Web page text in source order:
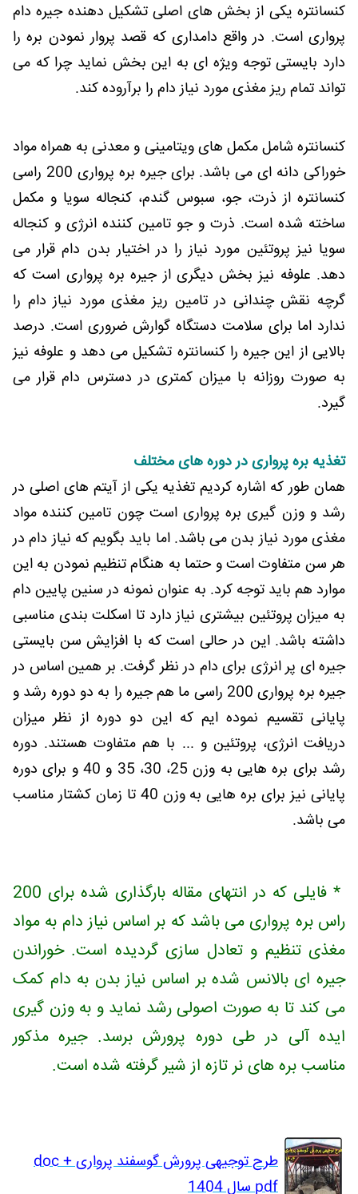
کنسانتره یکی از بخش های اصلی تشکیل دهنده جیره دام
پرواری است. در واقع دامداری که قصد پروار نمودن بره را
دارد بایستی توجه ویژه ای به این بخش نماید چرا که می
تواند تمام ریز مغذی مورد نیاز دام را برآروده کند.
کنسانتره شامل مکمل های ویتامینی و معدنی به همراه مواد
خوراکی دانه ای می باشد. برای جیره بره پرواری 200 راسی
کنسانتره از ذرت، جو، سبوس گندم، کنجاله سویا و مکمل
ساخته شده است. ذرت و جو تامین کننده انرژی و کنجاله
سویا نیز پروتئین مورد نیاز را در اختیار بدن دام قرار می
دهد. علوفه نیز بخش دیگری از جیره بره پرواری است که
گرچه نقش چندانی در تامین ریز مغذی مورد نیاز دام را
ندارد اما برای سلامت دستگاه گوارش ضروری است. درصد
بالایی از این جیره را کنسانتره تشکیل می دهد و علوفه نیز
به صورت روزانه با میزان کمتری در دسترس دام قرار می
گیرد.
تغذیه بره پرواری در دوره های مختلف
همان طور که اشاره کردیم تغذیه یکی از آیتم های اصلی در
رشد و وزن گیری بره پرواری است چون تامین کننده مواد
مغذی مورد نیاز بدن می باشد. اما باید بگویم که نیاز دام در
هر سن متفاوت است و حتما به هنگام تنظیم نمودن به این
موارد هم باید توجه کرد. به عنوان نمونه در سنین پایین دام
به میزان پروتئین بیشتری نیاز دارد تا اسکلت بندی مناسبی
داشته باشد. این در حالی است که با افزایش سن بایستی
جیره ای پر انرژی برای دام در نظر گرفت. بر همین اساس در
جیره بره پرواری 200 راسی ما هم جیره را به دو دوره رشد و
پایانی تقسیم نموده ایم که این دو دوره از نظر میزان
دریافت انرژی، پروتئین و ... با هم متفاوت هستند. دوره
رشد برای بره هایی به وزن 25، 30، 35 و 40 و برای دوره
پایانی نیز برای بره هایی به وزن 40 تا زمان کشتار مناسب
می باشد.
* فایلی که در انتهای مقاله بارگذاری شده برای 200
راس بره پرواری می باشد که بر اساس نیاز دام به مواد
مغذی تنظیم و تعادل سازی گردیده است. خوراندن
جیره ای بالانس شده بر اساس نیاز بدن به دام کمک
می کند تا به صورت اصولی رشد نماید و به وزن گیری
ایده آلی در طی دوره پرورش برسد. جیره مذکور
مناسب بره های نر تازه از شیر گرفته شده است.
طرح توجیهی پرورش گوسفند پرواری doc +
pdf سال 1404